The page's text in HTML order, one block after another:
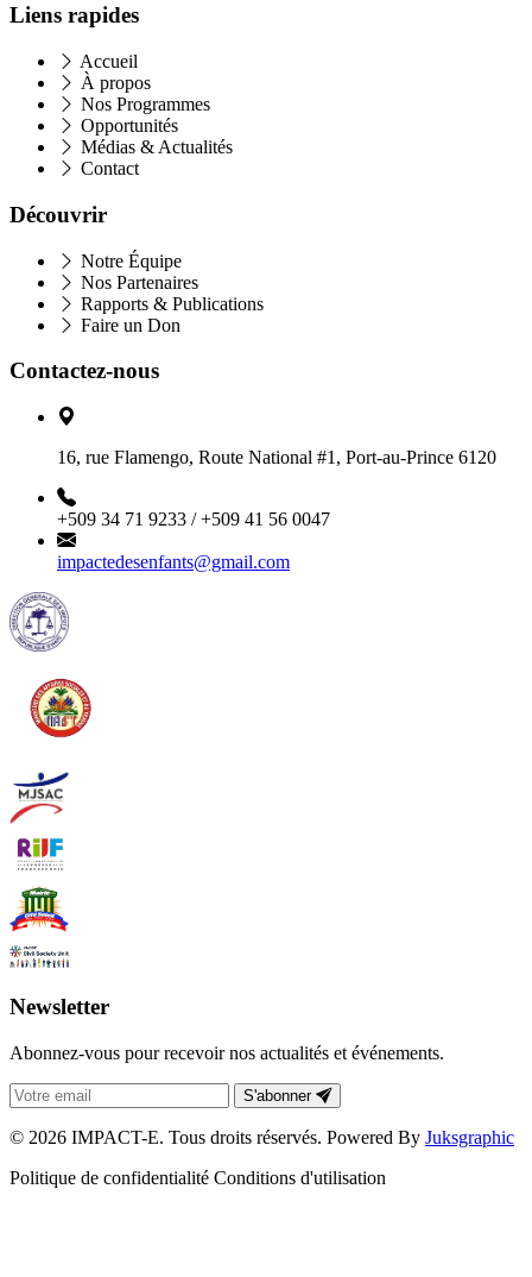
Liens rapides
Accueil
À propos
Nos Programmes
Opportunités
Médias & Actualités
Contact
Découvrir
Notre Équipe
Nos Partenaires
Rapports & Publications
Faire un Don
Contactez-nous
16, rue Flamengo, Route National #1, Port-au-Prince 6120
+509 34 71 9233 / +509 41 56 0047
impactedesenfants@gmail.com
Newsletter
Abonnez-vous pour recevoir nos actualités et événements.
S'abonner
© 2026 IMPACT-E. Tous droits réservés. Powered By Juksgraphic
Politique de confidentialité Conditions d'utilisation